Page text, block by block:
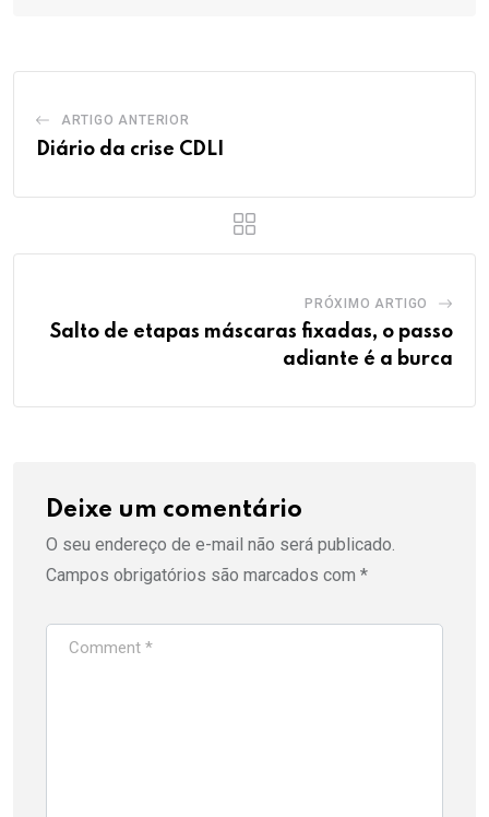
ARTIGO ANTERIOR
Diário da crise CDLI
PRÓXIMO ARTIGO
Salto de etapas máscaras fixadas, o passo
adiante é a burca
Deixe um comentário
O seu endereço de e-mail não será publicado.
Campos obrigatórios são marcados com *